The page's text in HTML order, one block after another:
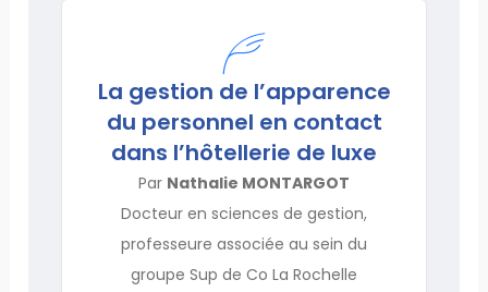
La gestion de l’apparence
du personnel en contact
dans l’hôtellerie de luxe
Par Nathalie MONTARGOT
Docteur en sciences de gestion,
professeure associée au sein du
groupe Sup de Co La Rochelle